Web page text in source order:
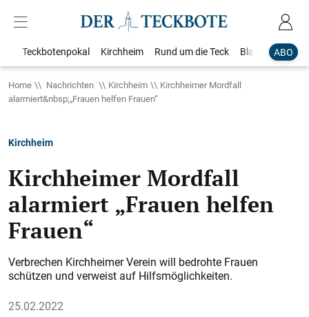
ABO
Teckbotenpokal Kirchheim Rund um die Teck Blaulicht
Home Nachrichten Kirchheim
Kirchheimer Mordfall
alarmiert&nbsp;„Frauen helfen Frauen“
Kirchheim
Kirchheimer Mordfall
alarmiert „Frauen helfen
Frauen“
Verbrechen Kirchheimer Verein will bedrohte Frauen
schützen und verweist auf Hilfsmöglichkeiten.
25.02.2022